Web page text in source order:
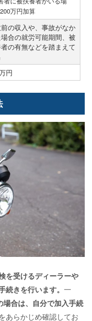
万円加算
の収入や、事故がなか
合の就労可能期間、被
の有無などを踏まえて
円
を受けるディーラーや
きを行います。 一
合は、自分で加入手続
あらかじめ確認してお